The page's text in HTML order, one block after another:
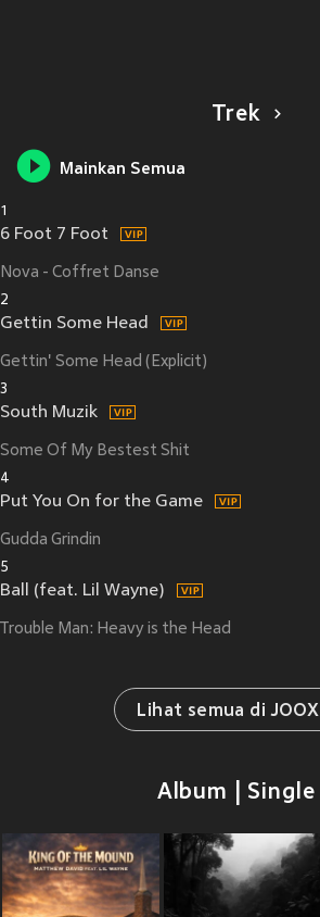
Trek
Mainkan Semua
1
6 Foot 7 Foot
Nova - Coffret Danse
2
Gettin Some Head
Gettin' Some Head (Explicit)
3
South Muzik
Some Of My Bestest Shit
4
Put You On for the Game
Gudda Grindin
5
Ball (feat. Lil Wayne)
Trouble Man: Heavy is the Head
Lihat semua di JOOX
Album | Single